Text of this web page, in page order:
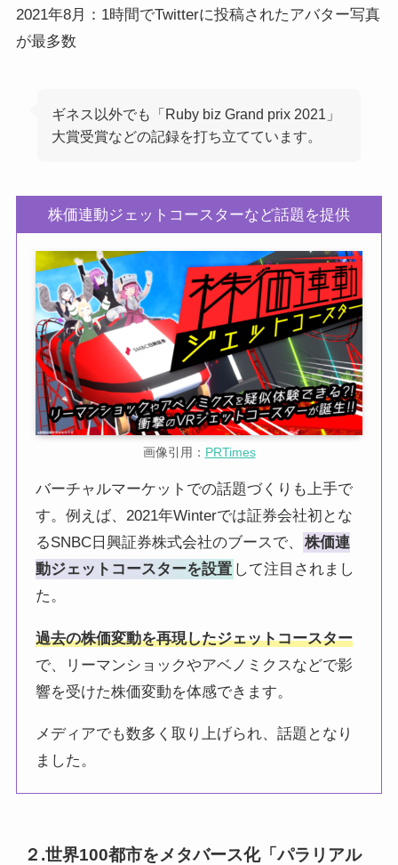
2021年8月：1時間でTwitterに投稿されたアバター写真
が最多数
ギネス以外でも「Ruby biz Grand prix 2021」
大賞受賞などの記録を打ち立てています。
株価連動ジェットコースターなど話題を提供
画像引用： PRTimes
バーチャルマーケットでの話題づくりも上手で
す。例えば、2021年Winterでは証券会社初とな
るSNBC日興証券株式会社のブースで、
株価連
動ジェットコースターを設置 して注目されまし
た。
過去の株価変動を再現したジェットコースター
で、リーマンショックやアベノミクスなどで影
響を受けた株価変動を体感できます。
メディアでも数多く取り上げられ、話題となり
ました。
２.世界100都市をメタバース化「パラリアル